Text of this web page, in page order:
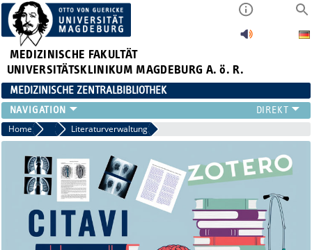
MEDIZINISCHE FAKULTÄT
UNIVERSITÄTSKLINIKUM MAGDEBURG A. ö. R.
MEDIZINISCHE ZENTRALBIBLIOTHEK
LITERATURSUCHE
INFORMATIONSKOMPETENZ
AKTUELLES
PUBLIZIEREN
NEU HIER?
SUCHE A-Z
Home Informationskompetenz
Literaturverwaltung